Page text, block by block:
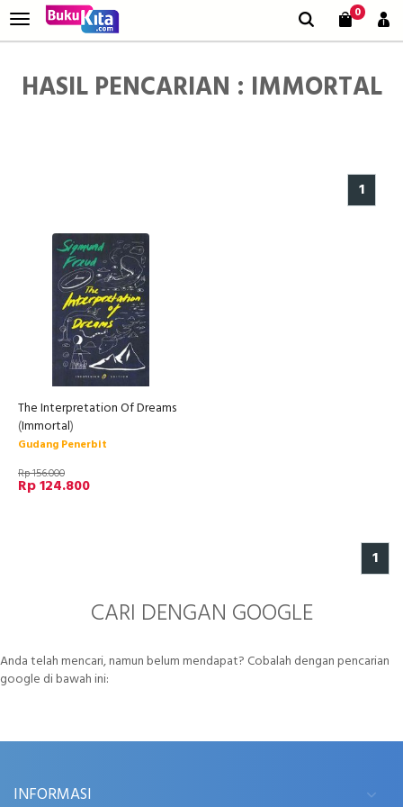
0
HASIL PENCARIAN : IMMORTAL
1
The Interpretation Of Dreams
(Immortal)
Gudang Penerbit
Rp 156.000
Rp 124.800
1
CARI DENGAN GOOGLE
Anda telah mencari, namun belum mendapat? Cobalah dengan pencarian
google di bawah ini:
INFORMASI